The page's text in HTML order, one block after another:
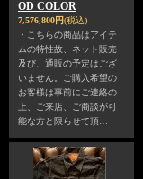
OD COLOR
7,576,800円(税込)
・こちらの商品はアイテ
ムの特性故、ネット販売
及び、通販の予定はござ
いません。ご購入希望の
お客様は事前にご連絡の
上、ご来店、ご商談が可
能な方と限らせて頂…